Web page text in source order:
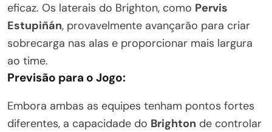
eficaz. Os laterais do Brighton, como Pervis
Estupiñán, provavelmente avançarão para criar
sobrecarga nas alas e proporcionar mais largura
ao time.
Previsão para o Jogo:
Embora ambas as equipes tenham pontos fortes
diferentes, a capacidade do Brighton de controlar